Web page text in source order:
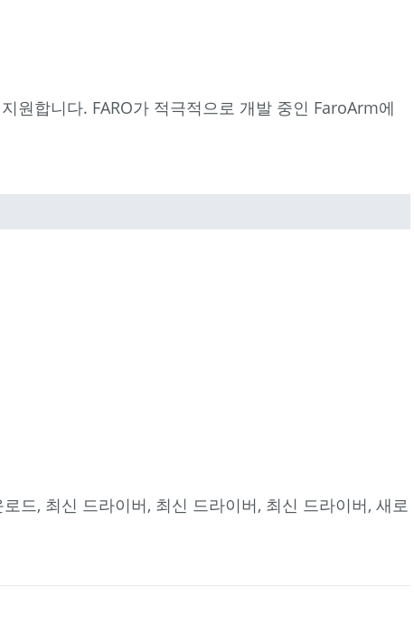
원합니다. FARO가 적극적으로 개발 중인 FaroArm에
드, 최신 드라이버, 최신 드라이버, 최신 드라이버, 새로